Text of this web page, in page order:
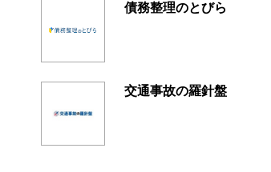
債務整理のとびら
交通事故の羅針盤